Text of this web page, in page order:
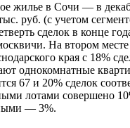
жилье в Сочи — в
руб. (с учетом
сделок в конце
На втором
края с 18%
однокомнатные
67 и 20% сделок
лотами совершено
— 3%.